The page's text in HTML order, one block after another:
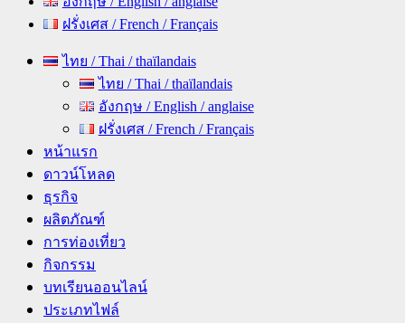
ฝรั่งเศส / French / Français
Primary ไทย / Thai / thaïlandais
ไทย / Thai / thaïlandais
อังกฤษ / English / anglaise
ฝรั่งเศส / French / Français
หน้าแรก
ดาวน์โหลด
ธุรกิจ
ผลิตภัณฑ์
การท่องเที่ยว
กิจกรรม
บทเรียนออนไลน์
ประเภทไฟล์